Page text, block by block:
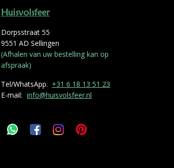
Huisvolsfeer
Dorpsstraat 55
9551 AD Sellingen
(Afhalen van uw bestelling kan op
afspraak)
Tel/WhatsApp. +31 6 18 13 51 23
E-mail: info@huisvolsfeer.nl